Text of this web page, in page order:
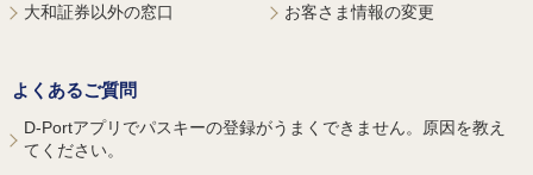
大和証券以外の窓口
お客さま情報の変更
よくあるご質問
D-Portアプリでパスキーの登録がうまくできません。原因を教え
てください。